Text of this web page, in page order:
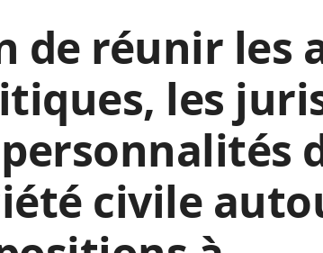
de réunir les
les
civile